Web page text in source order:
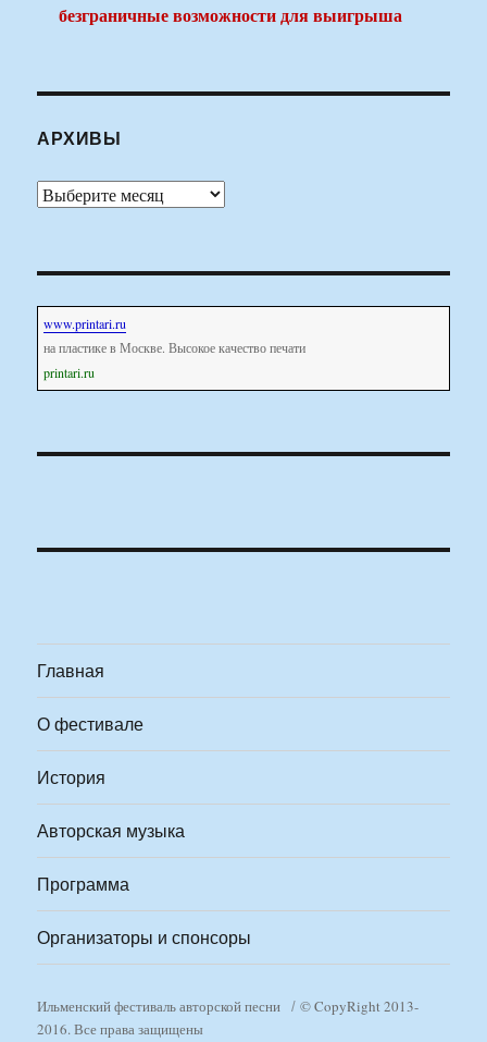
безграничные возможности для выигрыша
АРХИВЫ
Архивы
www.printari.ru
на пластике в Москве. Высокое качество печати
printari.ru
Главная
О фестивале
История
Авторская музыка
Программа
Организаторы и спонсоры
Ильменский фестиваль авторской песни
© CopyRight 2013-
2016. Все права защищены